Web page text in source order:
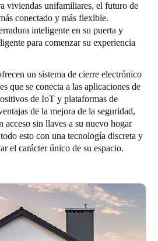
como predeterminada
viviendas unifamiliares, el futuro de
conectado y más flexible.
inteligente en su puerta y
para comenzar su experiencia
un sistema de cierre electrónico
que se conecta a las aplicaciones de
de IoT y plataformas de
de la mejora de la seguridad,
acceso sin llaves a su nuevo hogar
esto con una tecnología discreta y
el carácter único de su espacio.